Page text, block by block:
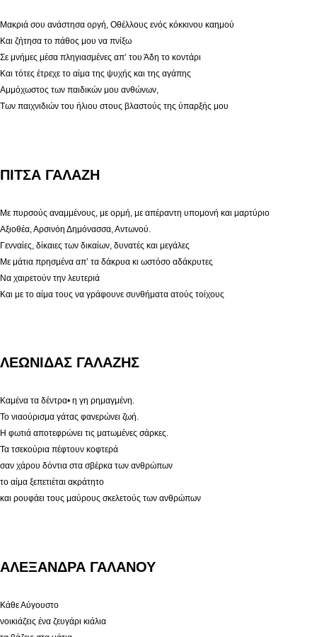
Μακριά σου ανάστησα οργή, Οθέλλους ενός κόκκινου καημού
Και ζήτησα το πάθος μου να πνίξω
Σε μνήμες μέσα πληγιασμένες απ’ του Άδη το κοντάρι
Και τότες έτρεχε το αίμα της ψυχής και της αγάπης
Αμμόχωστος των παιδικών μου ανθώνων,
Των παιχνιδιών του ήλιου στους βλαστούς της ύπαρξής μου
ΠΙΤΣΑ ΓΑΛΑΖΗ
Με πυρσούς αναμμένους, με ορμή, με απέραντη υπομονή και μαρτύριο
Αξιοθέα, Αρσινόη Δημόνασσα, Αντωνού.
Γενναίες, δίκαιες των δικαίων, δυνατές και μεγάλες
Με μάτια πρησμένα απ’ τα δάκρυα κι ωστόσο αδάκρυτες
Να χαιρετούν την λευτεριά
Και με το αίμα τους να γράφουνε συνθήματα ατούς τοίχους
ΛΕΩΝΙΔΑΣ ΓΑΛΑΖΗΣ
Καμένα τα δέντρα• η γη ρημαγμένη.
Το νιαούρισμα γάτας φανερώνει ζωή.
Η φωτιά αποτεφρώνει τις ματωμένες σάρκες.
Τα τσεκούρια πέφτουν κοφτερά
σαν χάρου δόντια στα σβέρκα των ανθρώπων
το αίμα ξεπετιέται ακράτητο
και ρουφάει τους μαύρους σκελετούς των ανθρώπων
ΑΛΕΞΑΝΔΡΑ ΓΑΛΑΝΟΥ
Κάθε Αύγουστο
νοικιάζεις ένα ζευγάρι κιάλια